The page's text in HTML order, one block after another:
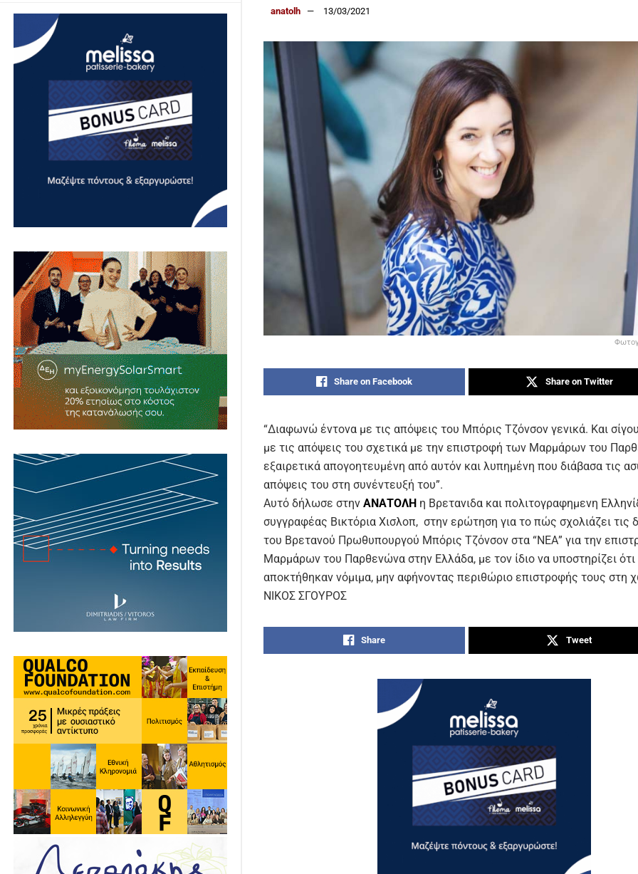
anatolh 13/03/2021
Share on Facebook Share on Twitter
“Διαφωνώ έντονα με τις απόψεις του Μπόρις Τζόνσον γενικά. Και
με τις απόψεις του σχετικά με την επιστροφή των Μαρμάρων του
εξαιρετικά απογοητευμένη από αυτόν και λυπημένη που διάβασα τις
απόψεις του στη συνέντευξή του”.
Αυτό δήλωσε στην ΑΝΑΤΟΛΗ η Βρετανιδα και πολιτογραφημενη
συγγραφέας Βικτόρια Χισλοπ, στην ερώτηση για το πώς σχολιάζει τις
του Βρετανού Πρωθυπουργού Μπόρις Τζόνσον στα “ΝΕΑ” για την
Μαρμάρων του Παρθενώνα στην Ελλάδα, με τον ίδιο να υποστηρίζει
αποκτήθηκαν νόμιμα, μην αφήνοντας περιθώριο επιστροφής τους στη
ΝΙΚΟΣ ΣΓΟΥΡΟΣ
Share Tweet